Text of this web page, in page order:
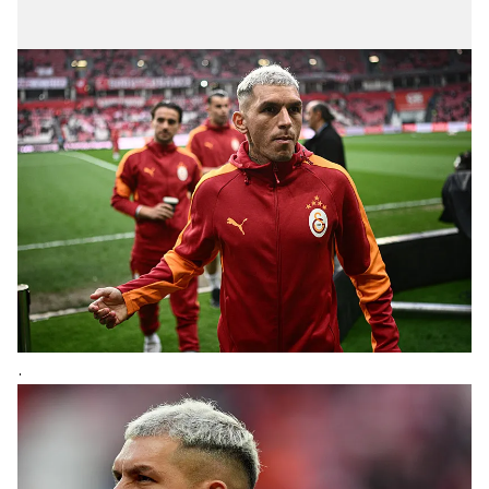
Çerezlere ilişkin tercihlerinizi aşağıda yer alan panel
vasıtasıyla belirleyebilirsiniz. Çerezlere ilişkin detaylı bilgi
için Ayarlar butonuna tıklayabilir,Çerez Bilgilendirme
Metnimiziziyaret edebilirsiniz.
6698 sayılı Kişisel Verilerin Korunması Kanunu uyarınca
hazırlanmış Aydınlatma Metnimizi okumak ve sitemizde
ilgili mevzuata uygun olarak kullanılan çerezlerle ilgili bilgi
almak için lütfen tıklayınız.
.